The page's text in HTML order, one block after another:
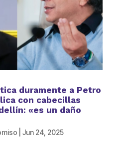
duramente a Petro
con cabecillas
«es un daño
Jun 24, 2025